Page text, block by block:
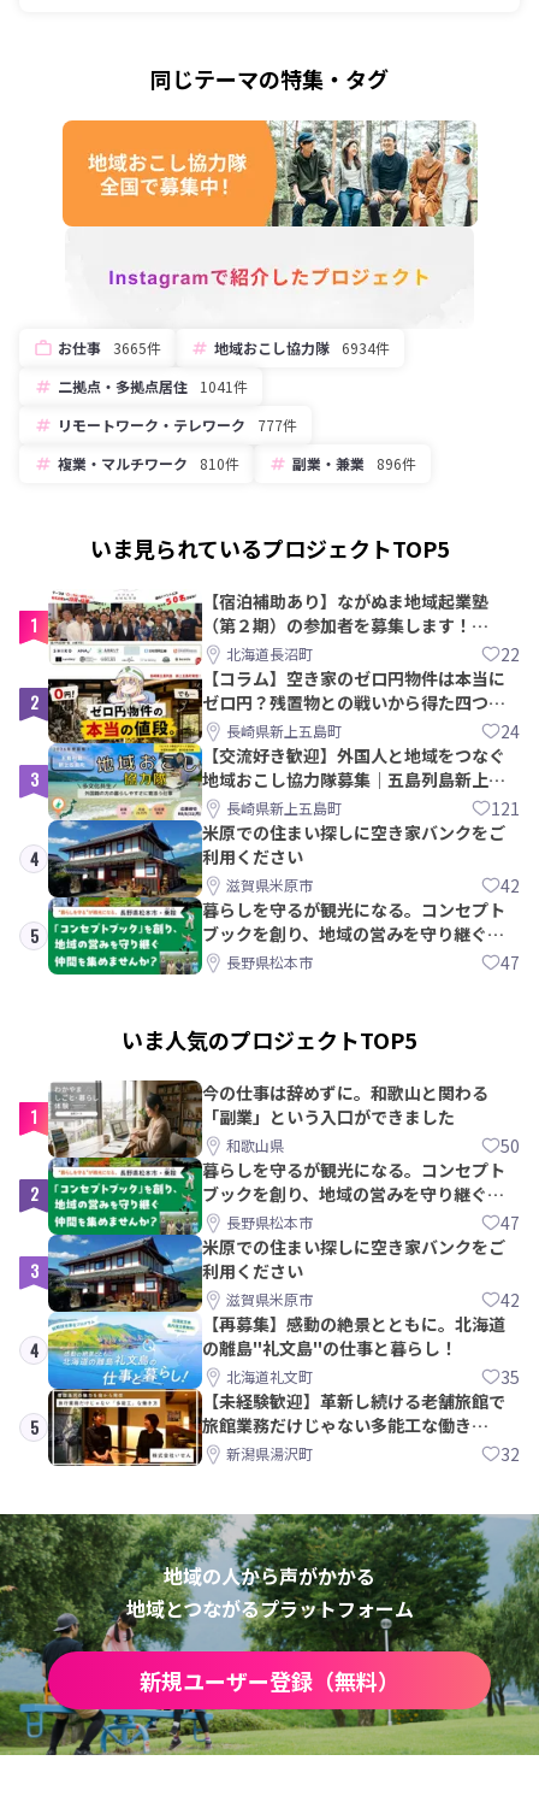
同じテーマの特集・タグ
お仕事 3665件 地域おこし協力隊
6934件
二拠点・多拠点居住
1041件
リモートワーク・テレワーク
777件
複業・マルチワーク
810件 副業・兼業 896件
いま見られているプロジェクトTOP5
1
【宿泊補助あり】ながぬま地域起業塾
（第２期）の参加者を募集します！
【8/21〆】
北海道長沼町 22
2
【コラム】空き家のゼロ円物件は本当に
ゼロ円？残置物との戦いから得た四つの
教訓｜新上五島町
長崎県新上五島町 24
3
【交流好き歓迎】外国人と地域をつなぐ
地域おこし協力隊募集｜五島列島新上五
島町長崎県新上五島町 121
4
米原での住まい探しに空き家バンクをご
利用ください
滋賀県米原市 42
5
暮らしを守るが観光になる。コンセプト
ブックを創り、地域の営みを守り継ぐ仲
間を集めませんか？
長野県松本市 47
いま人気のプロジェクトTOP5
1
今の仕事は辞めずに。和歌山と関わる
「副業」という入口ができました
和歌山県 50
2
暮らしを守るが観光になる。コンセプト
ブックを創り、地域の営みを守り継ぐ仲
間を集めませんか？
長野県松本市 47
3
米原での住まい探しに空き家バンクをご
利用ください
滋賀県米原市 42
4
【再募集】感動の絶景とともに。北海道
の離島"礼文島"の仕事と暮らし！
北海道礼文町 35
5
【未経験歓迎】革新し続ける老舗旅館で
旅館業務だけじゃない多能工な働き
方。 株式会社いせん
新潟県湯沢町 32
地域の人から声がかかる
地域とつながるプラットフォーム
新規ユーザー登録（無料）